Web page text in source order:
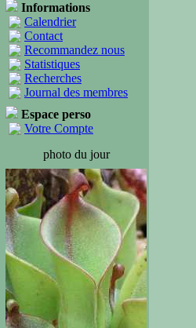
Informations
Calendrier
Contact
Recommandez nous
Statistiques
Recherches
Journal des membres
Espace perso
Votre Compte
photo du jour